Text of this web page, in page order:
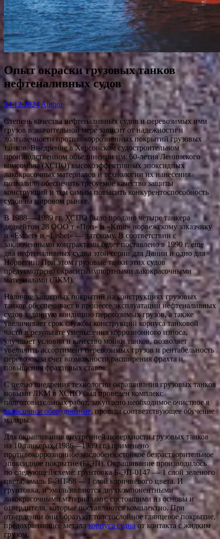
Опыт окраски грузовых танков
нефтеналивных судов
24.12.2024 Author
Степень качества нефтеналивных судов и перевозимых ими
грузов в значительной мере зависит от надежности и
долговечности противокоррозионных покрытий грузовых
танков. Внедрение в Херсонском судостроительном
производственном объединении им. 60-летия Ленинского
комсомола (ХСПО) высокоэффективных эпоксидных
лакокрасочных материалов и технологии их нанесения
позволило обеспечить требуемое качество защиты
конструкций и тем самым повысить конкурентоспособность
судов на мировом рынке.
В 1988—-1989 гг. ХСПО было продано четыре танкера
дедвейтом 28 ООО т «Поп» и «Kmir» норвежскому заказчику
и «Esther» и «Lisbet» — датскому. В соответствии с
заключенными контрактами будет поставлено в 1990 г. еще
два нефтеналивных судна этой серии для Дании и одно для
Норвегии. При этом грузовые танки этих судов
предусмотрено окрасить импортными лакокрасочными
материалами (ЛКМ).
Наличие защитных покрытий на конструкциях грузовых
танков обеспечивает в процессе эксплуатации нефтеналивных
судов заданную кондицию перевозимых грузов, а также
увеличивает срок службы конструкций корпуса танковой
части в результате уменьшения коррозионного износа,
улучшает условия и качество мойки танков, позволяет
увеличить ассортимент перевозимых грузов и рентабельность
перевозок за счет возможности расширения фрахта и
повышения фрахтовых ставок.
С целью внедрения технологии окрашивания грузовых танков
новыми ЛКМ в ХСПО был проведен комплекс
подготовительных работ, закуплено необходимое очистное я
окрасочное оборудование, прошли соответствующее обучение
маляры.
Для окрашивания внутренней поверхности грузовых танков
на 10 танкерах (1986—1989 гг.) применено
противокоррозионное маслобензостойкое безрастворительное
эпоксидное покрытие (Б-ЭП). Окрашивание производилось
по следующей схеме: грунтовка Б-ЭП-0147 — 1 слой зеленого
цвета; эмаль Б-ЭП-68 — I слой коричневого цвета. И
грунтовка, и эмаль являются двухкомпонентными
лакокрасочными материалами, состоящими из основы и
отвердителя, которые поставляются комплектно. При
отвердении они образуют толстослойное глянцевое покрытие,
предохраняющее металл корпуса суднаот контакта с жидким
грузом.